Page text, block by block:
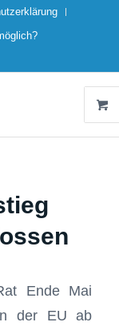
Ende Mai
der EU ab